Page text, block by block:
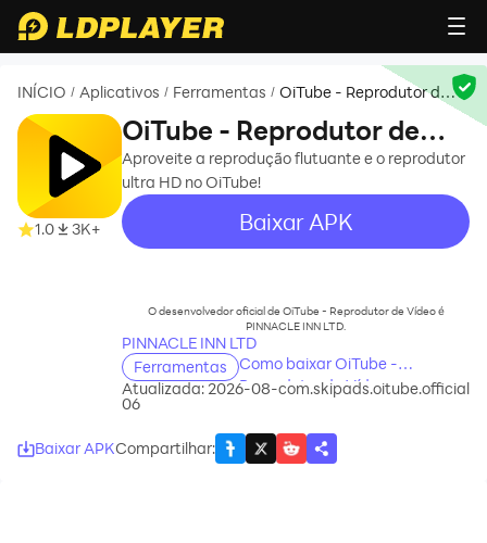
INÍCIO / Aplicativos / Ferramentas / OiTube - Reprodutor de
1.0 3K+
OiTube - Reprodutor de
Vídeo
Aproveite a reprodução flutuante e o reprodutor
ultra HD no OiTube!
Baixar APK
recommend
O desenvolvedor oficial de OiTube - Reprodutor de Vídeo é
PINNACLE INN LTD.
PINNACLE INN LTD
Ferramentas
Como baixar OiTube -
Reprodutor de Vídeo no seu
Atualizada: 2026-08-
06
com.skipads.oitube.official
Baixar APKCompartilhar: